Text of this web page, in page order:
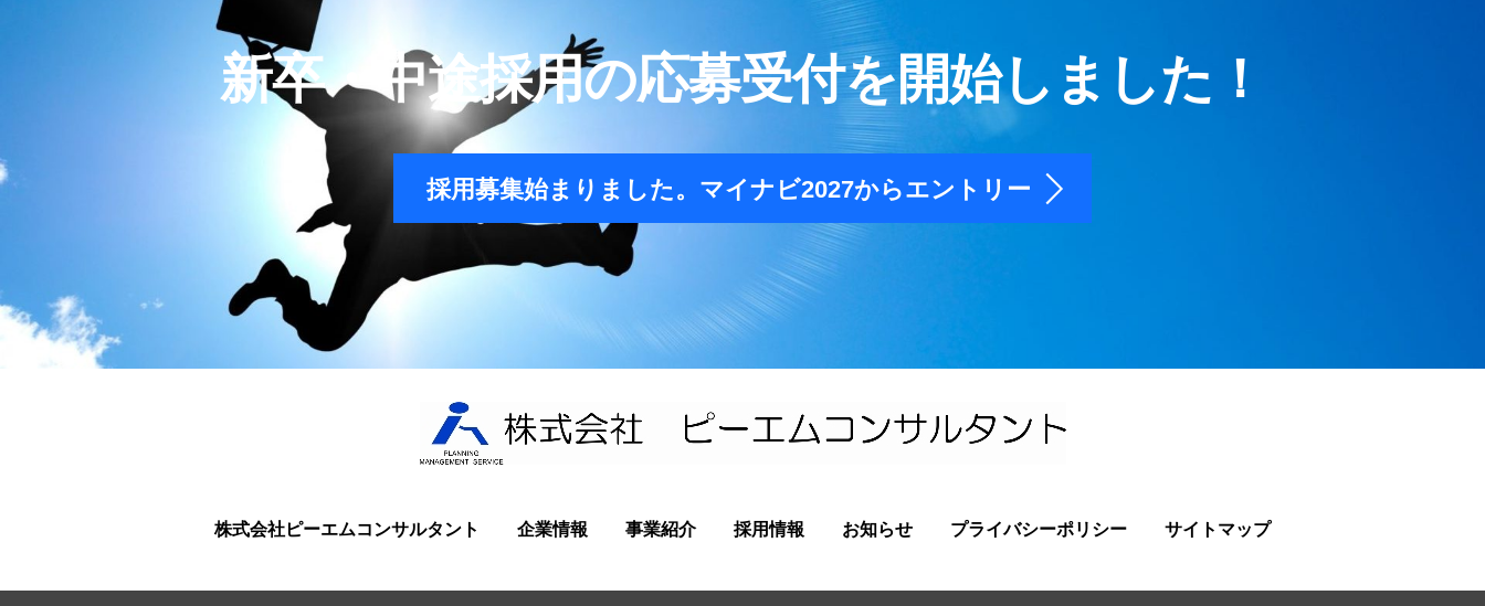
新卒・中途採用の応募受付を開始しました！
採用募集始まりました。マイナビ2027からエントリー
株式会社ピーエムコンサルタント 企業情報 事業紹介 採用情報 お知らせ プライバシーポリシー サイトマップ